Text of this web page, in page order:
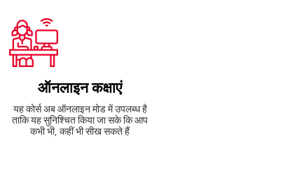
ऑनलाइन कक्षाएं
यह कोर्स अब ऑनलाइन मोड में उपलब्ध है
ताकि यह सुनिश्चित किया जा सके कि आप
कभी भी, कहीं भी सीख सकते हैं